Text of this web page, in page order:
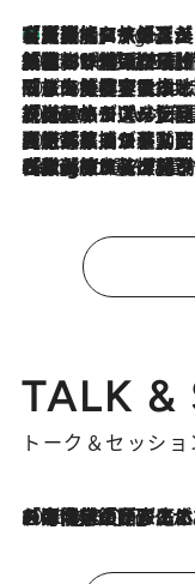
4 Hours Ago
【厳選旅コスメ】「多機能アイテムがメイン！」旅好き美容エディターが選んだ夏旅ベストコスメを発表【Mサイズジップ】
2026.8.6
「荷物が増えるほど旅ストレスは増す」美容ジャーナリストがたどり着いた最終結論。“化粧品を劇的に減らす”感動の凝縮美容とは
2026.8.6
「旅先には金髪ウィッグを持参」日本と同じメイクでは損してる!? 美容ジャーナリストが提案する“掟破りの旅美容”とは
2026.8.6
【厳選旅コスメ】「身軽さ＆UV対策重視！」ヘアアーティストshucoが選んだ夏旅ベストコスメを発表【Mサイズジップ】
2026.8.5
【厳選旅コスメ】国内をあちこち移動する河井菜摘が選んだ夏旅ベストコスメ発表！「リラックスアイテムはマスト」【Mサイズジップ】
2026.8.4
【厳選旅コスメ】「紫外線＆乾燥対策しながらメイク感も！」ヘア＆メイクGeorgeが選んだ夏旅ベストコスメを発表！【Mサイズジップ】
TALK &
トーク＆セッショ
2026.8.3
「今後値上げがあるとすれば…」「リスクがあるのは今年の冬」エネルギー専門家が語る、ホルムズ海峡封鎖が家庭にもたらす“ある心配”